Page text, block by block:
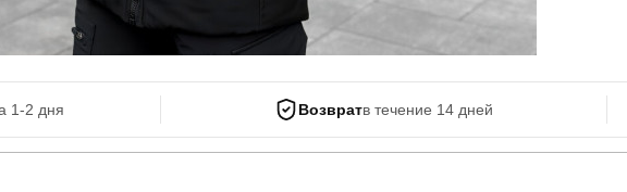
Боди
1-2 дня Возвратв течение 14 дней